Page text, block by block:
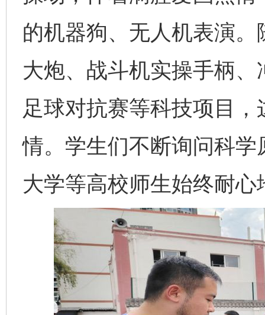
的机器狗、无人机表演
大炮、战斗机实操手柄
足球对抗赛等科技项目
情。学生们不断询问科
大学等高校师生始终耐心